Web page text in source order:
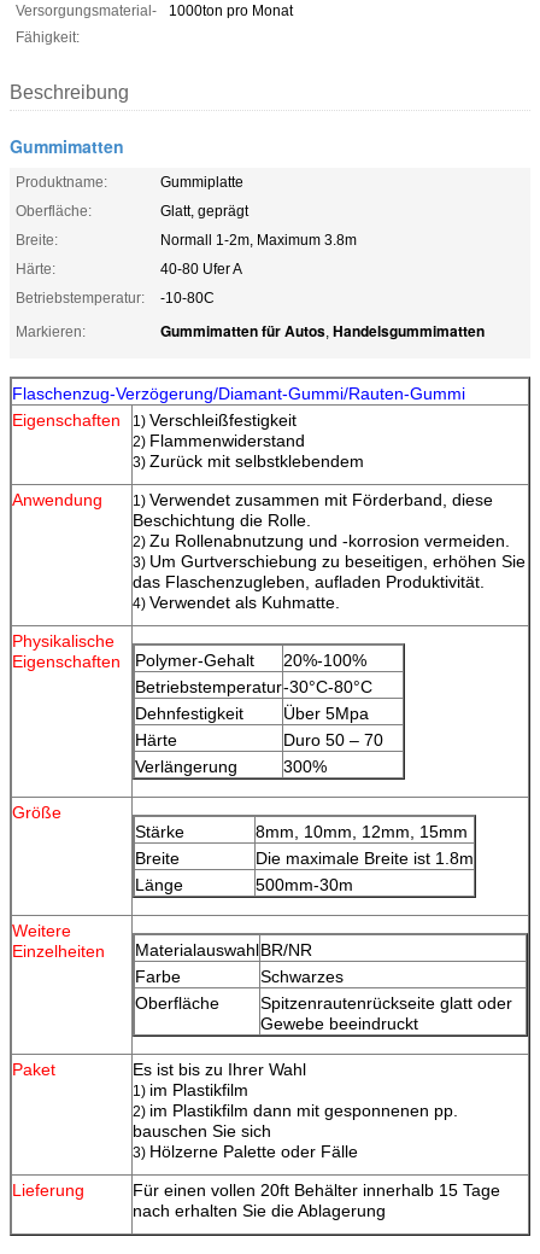
Versorgungsmaterial-
Fähigkeit:
1000ton pro Monat
Beschreibung
Gummimatten
Produktname:
Gummiplatte
Oberfläche:
Glatt, geprägt
Breite:
Normall 1-2m, Maximum 3.8m
Härte:
40-80 Ufer A
Betriebstemperatur:
-10-80C
Markieren:
Gummimatten für Autos, Handelsgummimatten
Flaschenzug-Verzögerung/Diamant-Gummi/Rauten-Gummi
Eigenschaften
1) Verschleißfestigkeit
2) Flammenwiderstand
3) Zurück mit selbstklebendem
Anwendung
1) Verwendet zusammen mit Förderband, diese
Beschichtung die Rolle.
2) Zu Rollenabnutzung und -korrosion vermeiden.
3) Um Gurtverschiebung zu beseitigen, erhöhen Sie
das Flaschenzugleben, aufladen Produktivität.
4) Verwendet als Kuhmatte.
Physikalische
Eigenschaften
Polymer-Gehalt
20%-100%
Betriebstemperatur-30°C-80°C
Dehnfestigkeit
Über 5Mpa
Härte
Duro 50 – 70
Verlängerung
300%
Größe
Stärke
8mm, 10mm, 12mm, 15mm
Breite
Die maximale Breite ist 1.8m
Länge
500mm-30m
Weitere
Einzelheiten
MaterialauswahlBR/NR
Farbe
Schwarzes
Oberfläche
Spitzenrautenrückseite glatt oder
Gewebe beeindruckt
Paket Es ist bis zu Ihrer Wahl
1) im Plastikfilm
2) im Plastikfilm dann mit gesponnenen pp.
bauschen Sie sich
3) Hölzerne Palette oder Fälle
Lieferung
Für einen vollen 20ft Behälter innerhalb 15 Tage
nach erhalten Sie die Ablagerung